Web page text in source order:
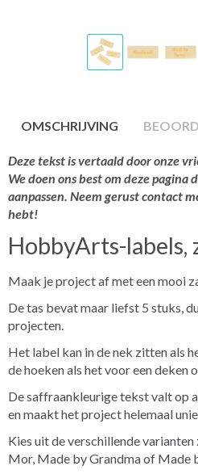
OMSCHRIJVING
Deze tekst is vertaald door onze
We doen ons best om deze pagina
aanpassen. Neem gerust contact
hebt!
HobbyArts-labels,
Maak je project af met een mooi
De tas bevat maar liefst 5 stuks,
projecten.
Het label kan in de nek zitten als
de hoeken als het voor een deken
De saffraankleurige tekst valt op
en maakt het project helemaal
Kies uit de verschillende
Mor, Made by Grandma of Made